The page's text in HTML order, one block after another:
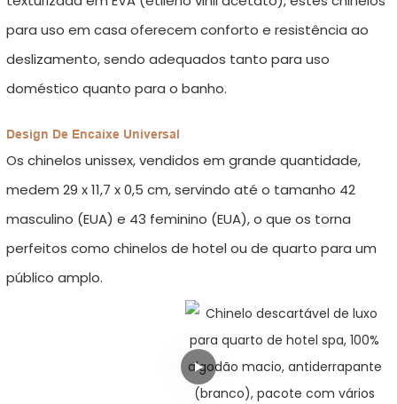
para uso em casa oferecem conforto e resistência ao
deslizamento, sendo adequados tanto para uso
doméstico quanto para o banho.
Design De Encaixe Universal
Os chinelos unissex, vendidos em grande quantidade,
medem 29 x 11,7 x 0,5 cm, servindo até o tamanho 42
masculino (EUA) e 43 feminino (EUA), o que os torna
perfeitos como chinelos de hotel ou de quarto para um
público amplo.